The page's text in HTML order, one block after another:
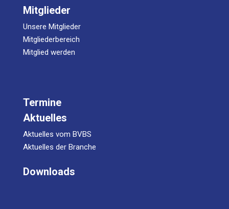
Mitglieder
Unsere Mitglieder
Mitgliederbereich
Mitglied werden
Termine
Aktuelles
Aktuelles vom BVBS
Aktuelles der Branche
Downloads